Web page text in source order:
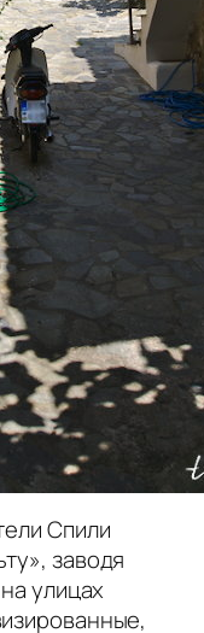
Спили
заводя
улицах